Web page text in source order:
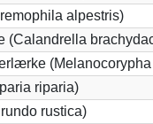
alpestris)
(Calandrella
(Melanocorypha
riparia)
rustica)